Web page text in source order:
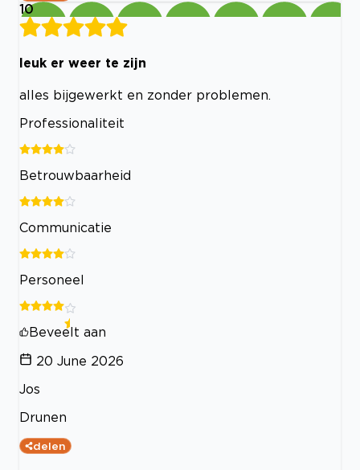
10
leuk er weer te zijn
alles bijgewerkt en zonder problemen.
Professionaliteit
Betrouwbaarheid
Communicatie
Personeel
Beveelt aan
20 June 2026
Jos
Drunen
delen